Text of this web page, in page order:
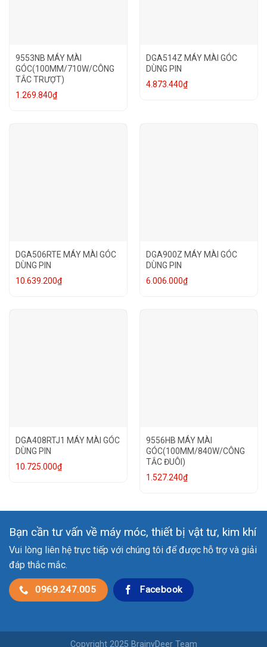
9553NB MÁY MÀI
GÓC(100MM/710W/CÔNG
TẮC TRƯỢT)
1.269.840₫
DGA514Z MÁY MÀI GÓC
DÙNG PIN
4.873.440₫
DGA506RTE MÁY MÀI GÓC
DÙNG PIN
10.639.200₫
DGA900Z MÁY MÀI GÓC
DÙNG PIN
6.006.000₫
DGA408RTJ1 MÁY MÀI GÓC
DÙNG PIN
10.725.000₫
9556HB MÁY MÀI
GÓC(100MM/840W/CÔNG
TẮC ĐUÔI)
1.527.240₫
Bạn cần tư vấn về máy móc, thiết bị vật tư, kim khí
Vui lòng liên hệ trực tiếp với chúng tôi để được hỗ trợ và giải
đáp thắc mắc.
0969.247.005 Facebook
Copyright 2025 BrainyDeer Team